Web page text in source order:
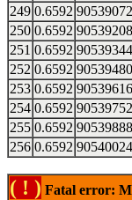
249 0.6592 90539072
250 0.6592 90539208
251 0.6592 90539344
252 0.6592 90539480
253 0.6592 90539616
254 0.6592 90539752
255 0.6592 90539888
256 0.6592 90540024
( ! ) Fatal error: